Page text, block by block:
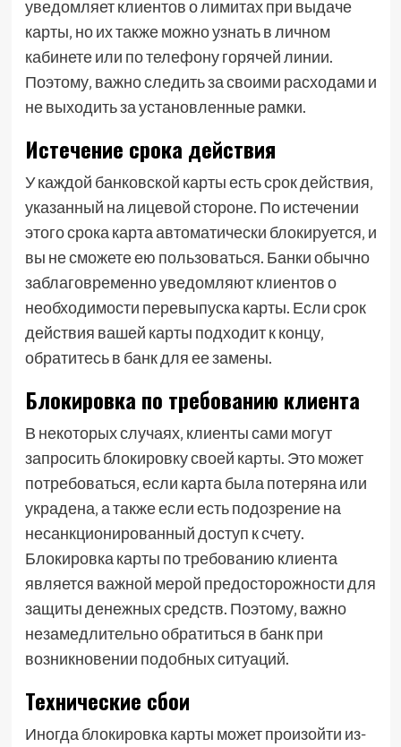
уведомляет клиентов о лимитах при выдаче
карты‚ но их также можно узнать в личном
кабинете или по телефону горячей линии.
Поэтому‚ важно следить за своими расходами и
не выходить за установленные рамки.
Истечение срока действия
У каждой банковской карты есть срок действия‚
указанный на лицевой стороне. По истечении
этого срока карта автоматически блокируется‚ и
вы не сможете ею пользоваться. Банки обычно
заблаговременно уведомляют клиентов о
необходимости перевыпуска карты. Если срок
действия вашей карты подходит к концу‚
обратитесь в банк для ее замены.
Блокировка по требованию клиента
В некоторых случаях‚ клиенты сами могут
запросить блокировку своей карты. Это может
потребоваться‚ если карта была потеряна или
украдена‚ а также если есть подозрение на
несанкционированный доступ к счету.
Блокировка карты по требованию клиента
является важной мерой предосторожности для
защиты денежных средств. Поэтому‚ важно
незамедлительно обратиться в банк при
возникновении подобных ситуаций.
Технические сбои
Иногда блокировка карты может произойти из-